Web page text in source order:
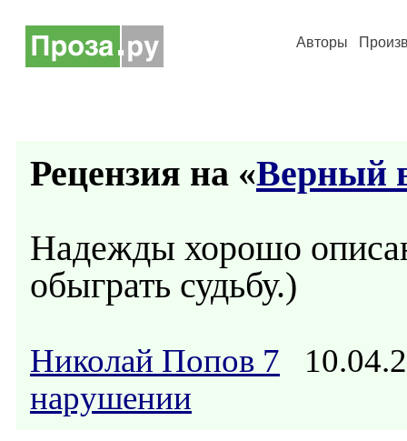
Авторы
Рецензия на «Верный
Надежды хорошо
обыграть судьбу.)
Николай Попов 7
нарушении